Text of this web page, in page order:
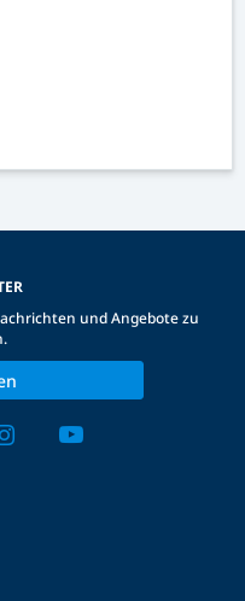
und Angebote zu